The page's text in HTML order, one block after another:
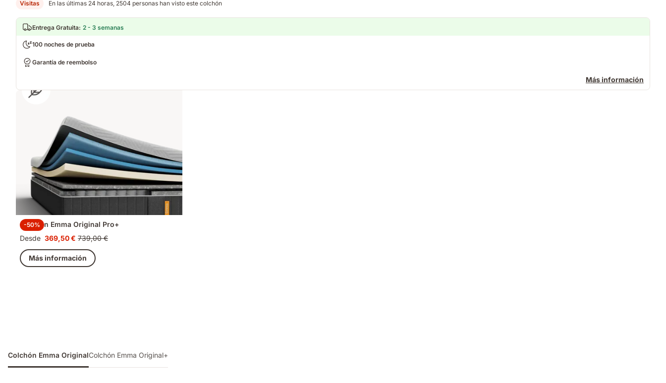
Visitas En las últimas 24 horas, 2504 personas han visto este colchón
Entrega Gratuita: 2 - 3 semanas
100 noches de prueba
Garantía de reembolso
Más información
-50%
Colchón Emma Original Pro+
Desde Precio
369,50 €
369,50 € Precio
original
739,00 €
739,00 €
Más información
Colchón Emma OriginalColchón Emma Original+